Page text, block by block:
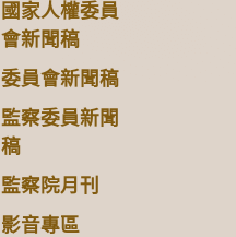
國家人權委員
會新聞稿
委員會新聞稿
監察委員新聞
稿
監察院月刊
影音專區